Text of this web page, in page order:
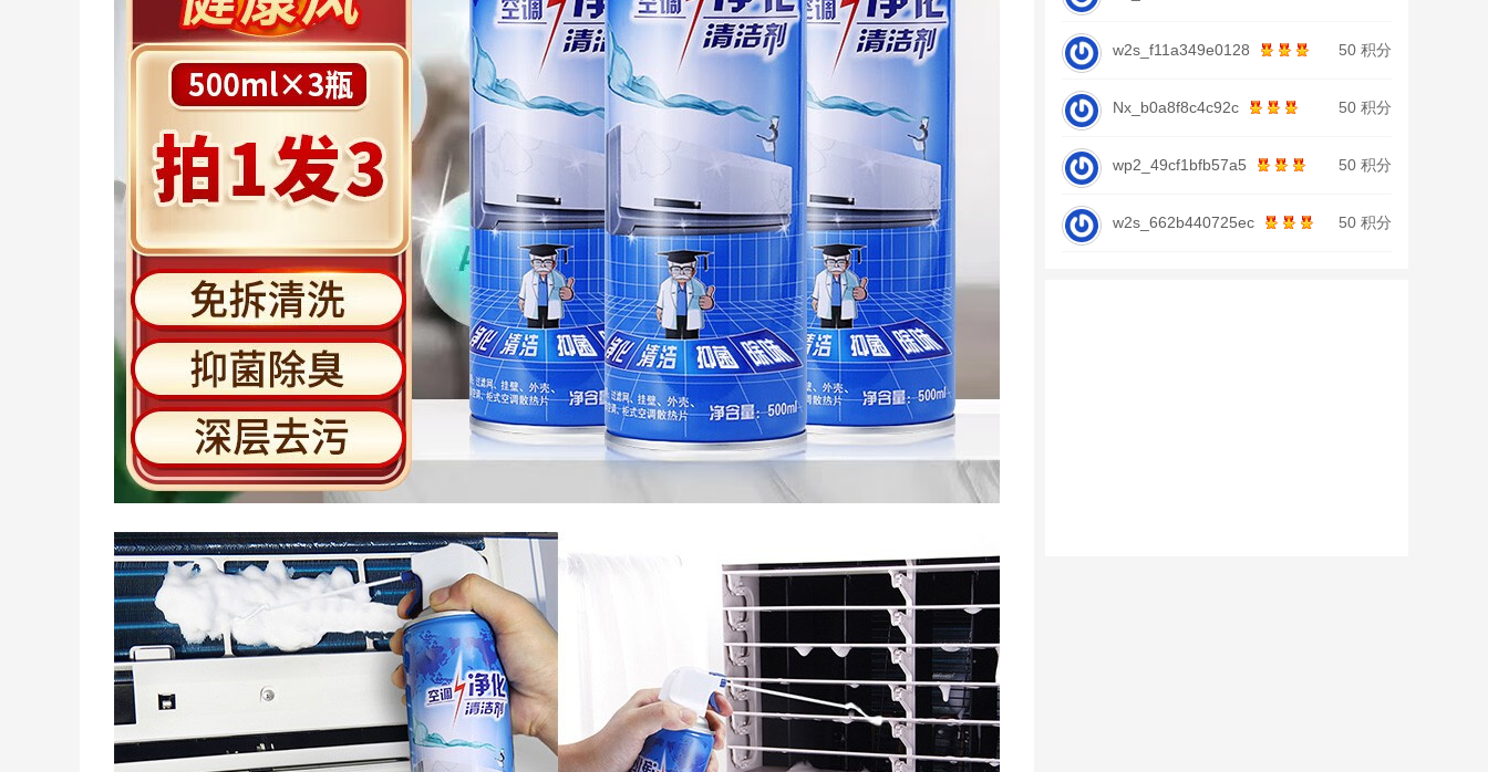
w2s_f11a349e0128 50 积分
Nx_b0a8f8c4c92c 50 积分
wp2_49cf1bfb57a5 50 积分
w2s_662b440725ec 50 积分